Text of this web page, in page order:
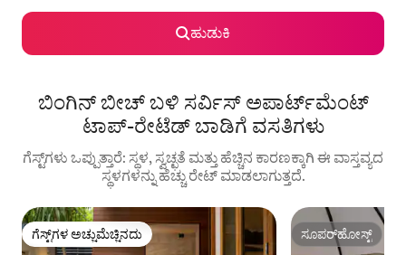
ಹುಡುಕಿ
ಬಿಂಗಿನ್ ಬೀಚ್ ಬಳಿ ಸರ್ವಿಸ್ ಅಪಾರ್ಟ್‌ಮೆಂಟ್
ಟಾಪ್-ರೇಟೆಡ್ ಬಾಡಿಗೆ ವಸತಿಗಳು
ಗೆಸ್ಟ್‌ಗಳು ಒಪ್ಪುತ್ತಾರೆ: ಸ್ಥಳ, ಸ್ವಚ್ಛತೆ ಮತ್ತು ಹೆಚ್ಚಿನ ಕಾರಣಕ್ಕಾಗಿ ಈ ವಾಸ್ತವ್ಯದ
ಸ್ಥಳಗಳನ್ನು ಹೆಚ್ಚು ರೇಟ್ ಮಾಡಲಾಗುತ್ತದೆ.
ಗೆಸ್ಟ್‌ಗಳ ಅಚ್ಚುಮೆಚ್ಚಿನದು
ಗೆಸ್ಟ್‌ಗಳ ಅಚ್ಚುಮೆಚ್ಚಿನದು ಸೂಪರ್‌ಹೋಸ್ಟ್
ಸೂಪರ್‌ಹೋಸ್ಟ್